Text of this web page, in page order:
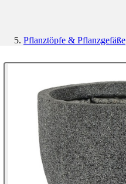
Pflanztöpfe & Pflanzgefäße